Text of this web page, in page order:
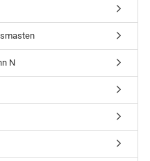
N